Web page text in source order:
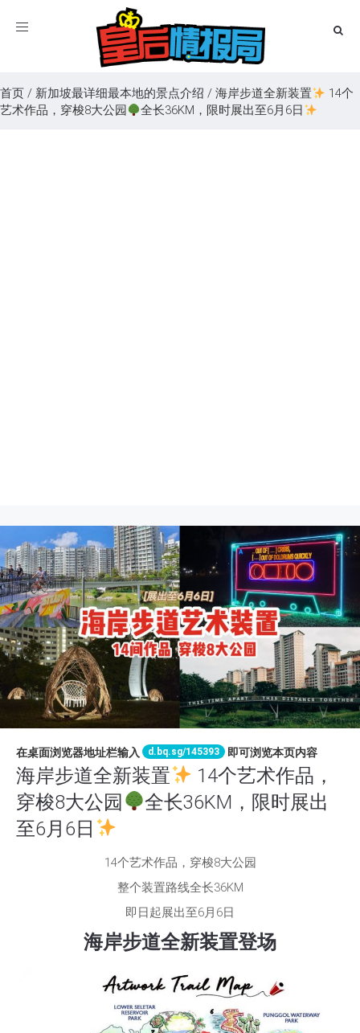
Toggle
首页 / 新加坡最详细最本地的景点介绍 / 海岸步道全新装置
14个
艺术作品，穿梭8大公园
全长36KM，限时展出至6月6日
在桌面浏览器地址栏输入 d.bq.sg/145393 即可浏览本页内容
海岸步道全新装置
14个艺术作品，
穿梭8大公园
全长36KM，限时展出
至6月6日
14个艺术作品，穿梭8大公园
整个装置路线全长36KM
即日起展出至6月6日
海岸步道全新装置登场